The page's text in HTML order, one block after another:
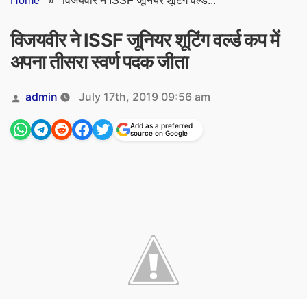
विजयवीर ने ISSF जूनियर शूटिंग वर्ल्ड कप में
अपना तीसरा स्वर्ण पदक जीता
Posted
by
admin July 17th, 2019 09:56 am
Add as a preferred
source on Google